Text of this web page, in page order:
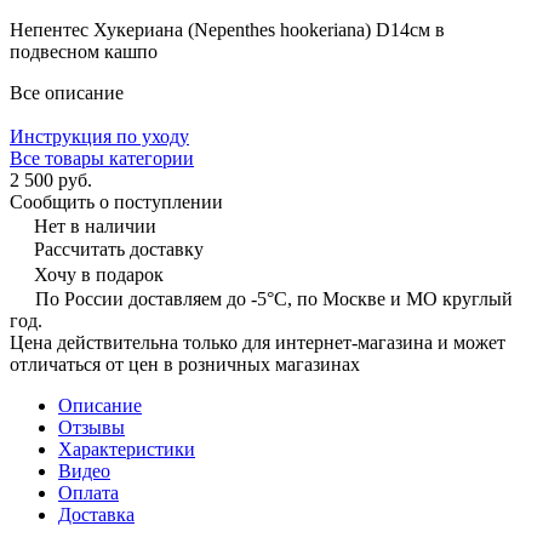
Непентес Хукериана (Nepenthes hookeriana) D14см в
подвесном кашпо
Все описание
Инструкция по уходу
Все товары категории
2 500 руб.
Сообщить о поступлении
Нет в наличии
Рассчитать доставку
Хочу в подарок
По России доставляем до -5°C, по Москве и МО круглый
год.
Цена действительна только для интернет-магазина и может
отличаться от цен в розничных магазинах
Описание
Отзывы
Характеристики
Видео
Оплата
Доставка